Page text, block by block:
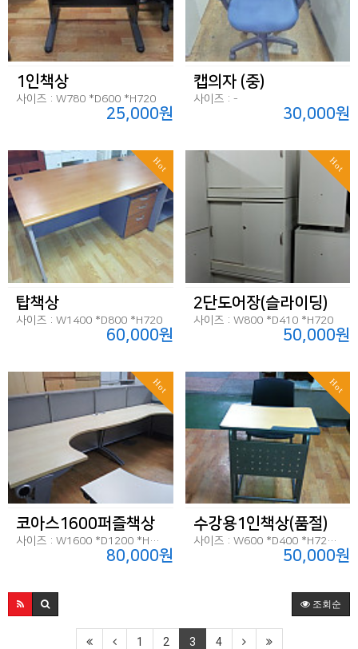
1인책상
사이즈 : W780 *D600 *H720
25,000원
캡의자 (중)
사이즈 : -
30,000원
Hot
탑책상
사이즈 : W1400 *D800 *H720
60,000원
Hot
2단도어장(슬라이딩)
사이즈 : W800 *D410 *H720
50,000원
Hot
코아스1600퍼즐책상
사이즈 : W1600 *D1200 *H720
80,000원
Hot
수강용1인책상(품절)
사이즈 : W600 *D400 *H720=960
50,000원
조회순
1 2 3 4